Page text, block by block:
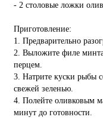
- 2 столовые ложки
Приготовление:
1. Предварительно
2. Выложите филе
перцем.
3. Натрите куски рыбы
свежей зеленью.
4. Полейте оливковым
минут до готовности.